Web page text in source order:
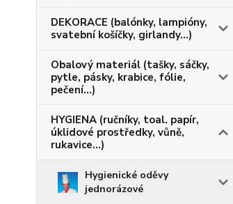
DEKORACE (balónky, lampióny,
svatební košíčky, girlandy...)
Obalový materiál (tašky, sáčky,
pytle, pásky, krabice, fólie,
pečení...)
HYGIENA (ručníky, toal. papír,
úklidové prostředky, vůně,
rukavice...)
Hygienické oděvy
jednorázové